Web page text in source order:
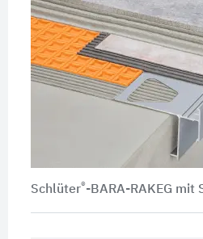
Schlüter®-BARA-RAKEG mit